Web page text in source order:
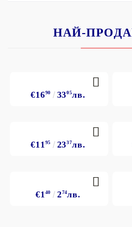
НАЙ-
€1690 3305лв.
€11 95 2337лв.
€1 40 274лв.